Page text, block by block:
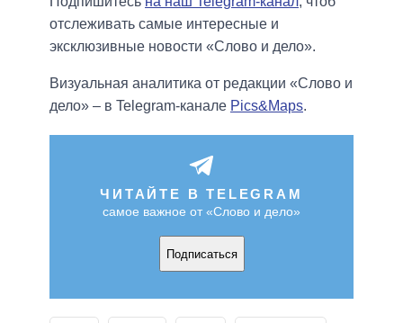
отслеживать самые интересные и
эксклюзивные новости «Слово и дело».
Визуальная аналитика от редакции «Слово и
дело» – в Telegram-канале Pics&Maps.
ЧИТАЙТЕ В TELEGRAM
самое важное от «Слово и дело»
Подписаться